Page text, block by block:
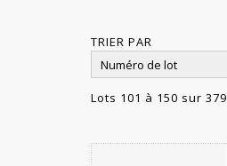
TRIER PAR
Lots 101 à 150 sur 379